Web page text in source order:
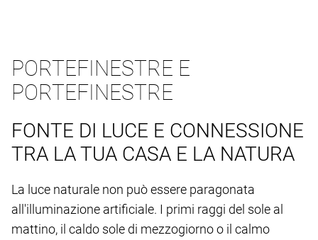
PORTEFINESTRE E
PORTEFINESTRE
FONTE DI LUCE E CONNESSIONE
TRA LA TUA CASA E LA NATURA
La luce naturale non può essere paragonata
all'illuminazione artificiale. I primi raggi del sole al
mattino, il caldo sole di mezzogiorno o il calmo